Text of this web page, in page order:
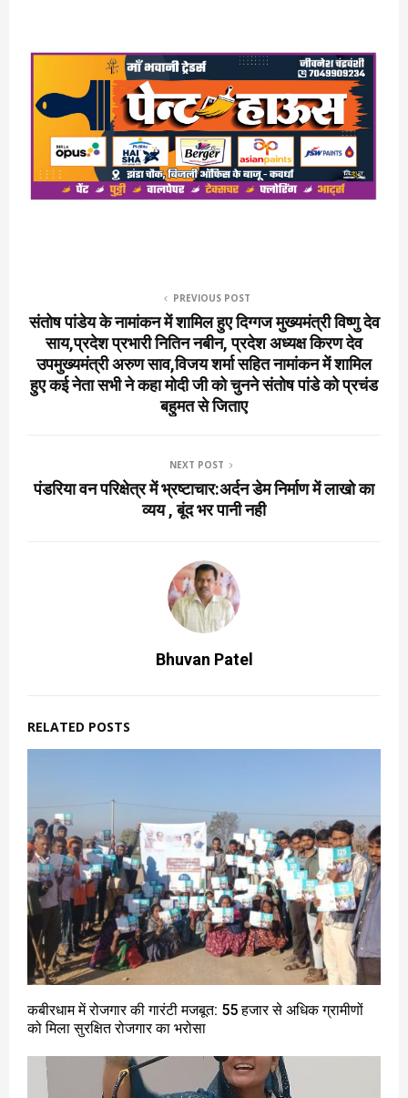
PREVIOUS POST
संतोष पांडेय के नामांकन में शामिल हुए दिग्गज मुख्यमंत्री विष्णु देव
साय,प्रदेश प्रभारी नितिन नबीन, प्रदेश अध्यक्ष किरण देव
उपमुख्यमंत्री अरुण साव,विजय शर्मा सहित नामांकन में शामिल
हुए कई नेता सभी ने कहा मोदी जी को चुनने संतोष पांडे को प्रचंड
बहुमत से जिताए
NEXT POST
पंडरिया वन परिक्षेत्र में भ्रष्टाचार:अर्दन डेम निर्माण में लाखो का
व्यय , बूंद भर पानी नही
Bhuvan Patel
RELATED POSTS
कबीरधाम में रोजगार की गारंटी मजबूत: 55 हजार से अधिक ग्रामीणों
को मिला सुरक्षित रोजगार का भरोसा